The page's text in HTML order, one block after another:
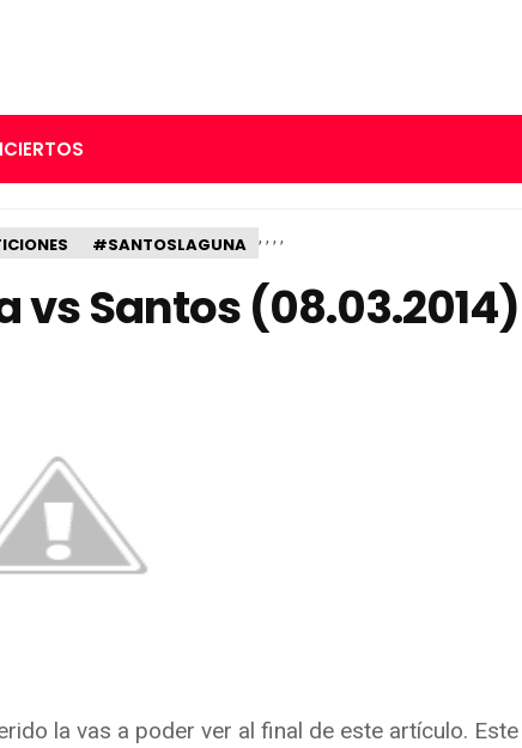
, , , ,
#SANTOSLAGUNA
vs Santos (08.03.2014)
la vas a poder ver al final de este artículo. Este